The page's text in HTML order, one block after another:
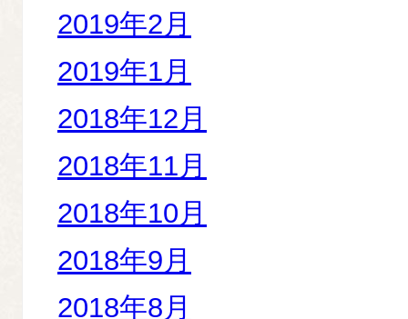
2019年2月
2019年1月
2018年12月
2018年11月
2018年10月
2018年9月
2018年8月